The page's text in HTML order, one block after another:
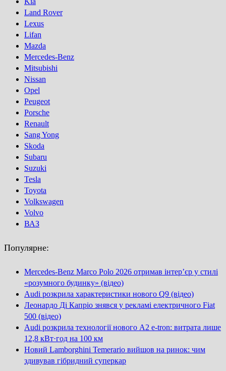
Land Rover
Lexus
Lifan
Mazda
Mercedes-Benz
Mitsubishi
Nissan
Opel
Peugeot
Porsсhe
Renault
Sang Yong
Skoda
Subaru
Suzuki
Tesla
Toyota
Volkswagen
Volvo
ВАЗ
Популярне:
Mercedes-Benz Marco Polo 2026 отримав інтер’єр у стилі
«розумного будинку» (відео)
Audi розкрила характеристики нового Q9 (відео)
Леонардо Ді Капріо знявся у рекламі електричного Fiat
500 (відео)
Audi розкрила технології нового A2 e-tron: витрата лише
12,8 кВт·год на 100 км
Новий Lamborghini Temerario вийшов на ринок: чим
здивував гібридний суперкар